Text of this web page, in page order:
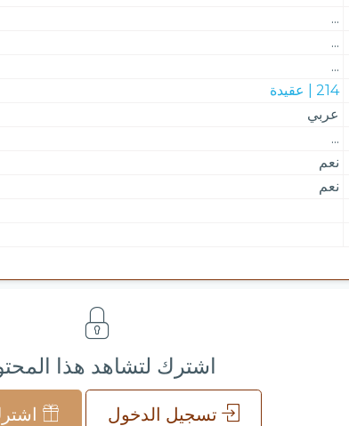
...
...
...
214 | عقيدة
عربي
...
نعم
نعم
اشترك لتشاهد هذا
تسجيل الدخول